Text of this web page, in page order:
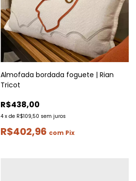
Almofada bordada foguete | Rian
Tricot
R$438,00
4 x de R$109,50 sem juros
R$402,96 com Pix